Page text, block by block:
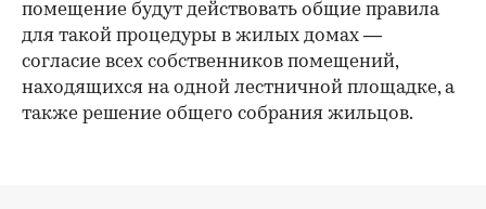
помещение будут действовать общие правила
для такой процедуры в жилых домах —
согласие всех собственников помещений,
находящихся на одной лестничной площадке, а
также решение общего собрания жильцов.